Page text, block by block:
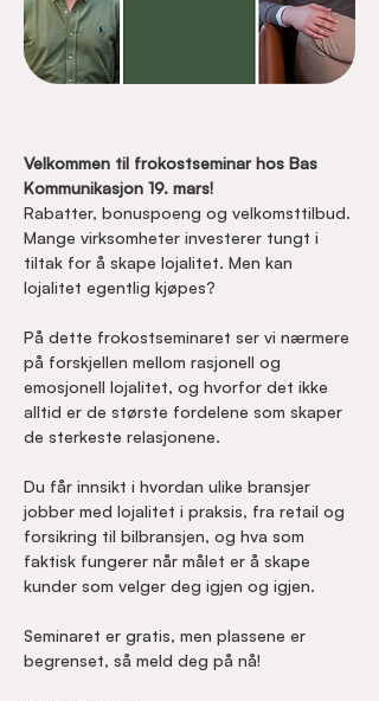
Velkommen til frokostseminar hos Bas
Kommunikasjon 19. mars!
Rabatter, bonuspoeng og velkomsttilbud.
Mange virksomheter investerer tungt i
tiltak for å skape lojalitet. Men kan
lojalitet egentlig kjøpes?
På dette frokostseminaret ser vi nærmere
på forskjellen mellom rasjonell og
emosjonell lojalitet, og hvorfor det ikke
alltid er de største fordelene som skaper
de sterkeste relasjonene.
Du får innsikt i hvordan ulike bransjer
jobber med lojalitet i praksis, fra retail og
forsikring til bilbransjen, og hva som
faktisk fungerer når målet er å skape
kunder som velger deg igjen og igjen.
Seminaret er gratis, men plassene er
begrenset, så meld deg på nå!